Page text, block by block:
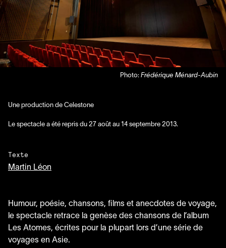
Photo: Frédérique Ménard-Aubin
Une production de Celestone
Le spectacle a été repris du 27 août au 14 septembre 2013.
Texte
Martin Léon
Humour, poésie, chansons, films et anecdotes de voyage,
le spectacle retrace la genèse des chansons de l’album
Les Atomes, écrites pour la plupart lors d’une série de
voyages en Asie.